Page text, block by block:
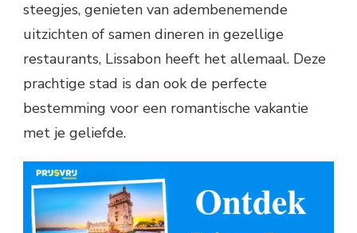
steegjes, genieten van adembenemende
uitzichten of samen dineren in gezellige
restaurants, Lissabon heeft het allemaal. Deze
prachtige stad is dan ook de perfecte
bestemming voor een romantische vakantie
met je geliefde.